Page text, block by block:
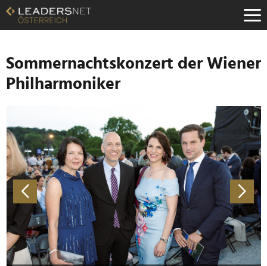
Zum
Inhalt
Zur
Navigation
Zur
Hauptnavigation
Sommernachtskonzert der Wiener
Philharmoniker